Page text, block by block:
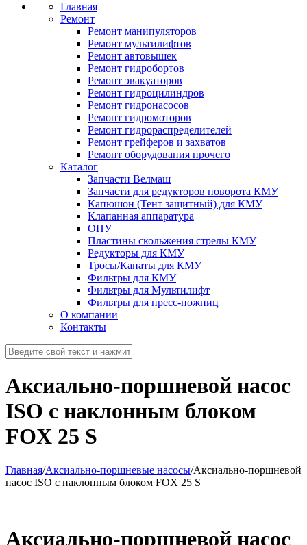
Главная
Ремонт
Ремонт манипуляторов
Ремонт мультилифтов
Ремонт автовышек
Ремонт гидробортов
Ремонт эвакуаторов
Ремонт гидроцилиндров
Ремонт гидронасосов
Ремонт гидромоторов
Ремонт гидрораспределителей
Ремонт грейферов и захватов
Ремонт оборудования прочего
Каталог
Запчасти Велмаш
Запчасти для редукторов поворота КМУ
Капюшон (Тент защитный) для КМУ
Клапанная аппаратура
ОПУ
Пластины скольжения стрелы КМУ
Редукторы для КМУ
Тросы/Канаты для КМУ
Фильтры для КМУ
Фильтры для Мультилифт
Фильтры для пресс-ножниц
О компании
Контакты
Аксиально-поршневой насос
ISO с наклонным блоком
FOX 25 S
Главная/Аксиально-поршневые насосы/Аксиально-поршневой
насос ISO с наклонным блоком FOX 25 S
Аксиально-поршневой насос